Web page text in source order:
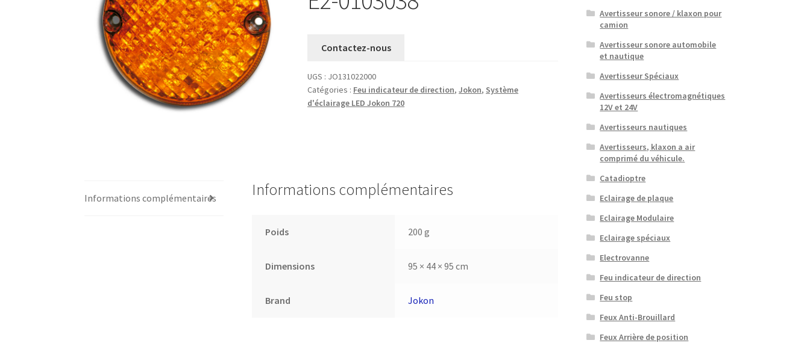
Contactez-nous
UGS : JO131022000
Catégories : Feu indicateur de direction,Jokon, Système
d'éclairage LED Jokon 720
Informations complémentaires Informations complémentaires
Poids 200 g
Dimensions 95 × 44 × 95 cm
Brand Jokon
Avertisseur sonore / klaxon pour
camion
Avertisseur sonore automobile
et nautique
Avertisseur Spéciaux
Avertisseurs électromagnétiques
12V et 24V
Avertisseurs nautiques
Avertisseurs, klaxon a air
comprimé du véhicule.
Catadioptre
Eclairage de plaque
Eclairage Modulaire
Eclairage spéciaux
Electrovanne
Feu indicateur de direction
Feu stop
Feux Anti-Brouillard
Feux Arrière de position